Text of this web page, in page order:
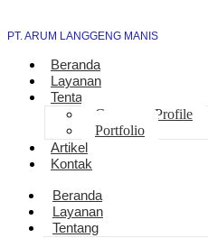
PT. ARUM LANGGENG MANIS
Beranda
Layanan
Tentang
Company Profile
Portfolio
Artikel
Kontak
Beranda
Layanan
Tentang